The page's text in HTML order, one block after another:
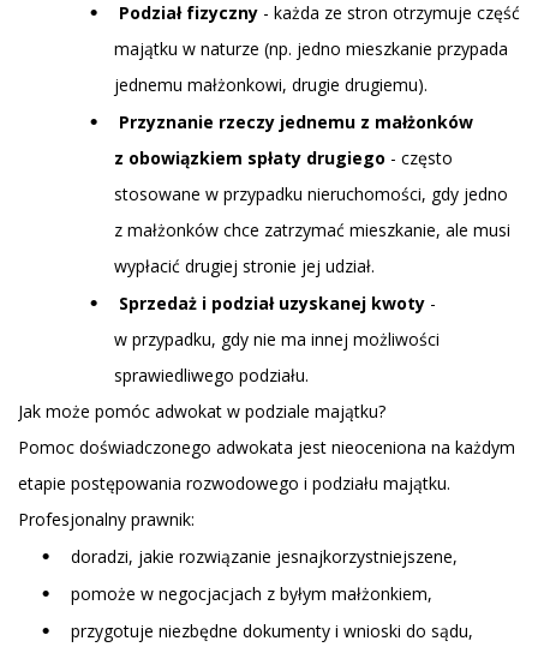
Podział fizyczny - każda ze stron otrzymuje część
majątku w naturze (np. jedno mieszkanie przypada
jednemu małżonkowi, drugie drugiemu).
Przyznanie rzeczy jednemu z małżonków
z obowiązkiem spłaty drugiego - często
stosowane w przypadku nieruchomości, gdy jedno
z małżonków chce zatrzymać mieszkanie, ale musi
wypłacić drugiej stronie jej udział.
Sprzedaż i podział uzyskanej kwoty -
w przypadku, gdy nie ma innej możliwości
sprawiedliwego podziału.
Jak może pomóc adwokat w podziale majątku?
Pomoc doświadczonego adwokata jest nieoceniona na każdym
etapie postępowania rozwodowego i podziału majątku.
Profesjonalny prawnik:
doradzi, jakie rozwiązanie jesnajkorzystniejszene,
pomoże w negocjacjach z byłym małżonkiem,
przygotuje niezbędne dokumenty i wnioski do sądu,